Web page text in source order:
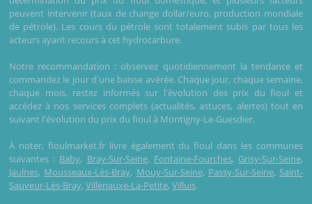
peuvent intervenir (taux de change dollar/euro, production mondiale
de pétrole). Les cours du pétrole sont totalement subis par tous les
acteurs ayant recours à cet hydrocarbure.
Notre recommandation : observez quotidiennement la tendance et
commandez le jour d'une baisse avérée. Chaque jour, chaque semaine,
chaque mois, restez informés sur l'évolution des prix du fioul et
accédez à nos services complets (actualités, astuces, alertes) tout en
suivant l'évolution du prix du fioul à Montigny-Le-Guesdier.
À noter, fioulmarket.fr livre également du fioul dans les communes
suivantes : Baby, Bray-Sur-Seine, Fontaine-Fourches, Grisy-Sur-Seine,
Jaulnes, Mousseaux-Lès-Bray, Mouy-Sur-Seine, Passy-Sur-Seine, Saint-
Sauveur-Lès-Bray, Villenauxe-La-Petite, Villuis.